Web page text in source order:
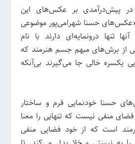
پیش‌درآمدی بر عکس‌های این
حسنا شهرامی‌پور موضوعی
تنها درونمایه‌ای دارند با نام
از برش‌های مبهم جسم هنرمند که
یکسره خالی جا می‌گیرند بی‌آنکه
حسنا خودنمایی فرم و ساختار
منفی نیست که تنهایی را معنا
است که از خود فضایی منفی